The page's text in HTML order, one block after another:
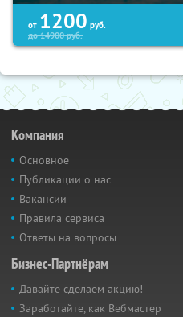
от 1200 руб.
до14900руб.
Компания
Основное
Публикации о нас
Вакансии
Правила сервиса
Ответы на вопросы
Бизнес-Партнёрам
Давайте сделаем акцию!
Заработайте, как Вебмастер